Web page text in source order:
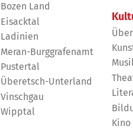
Bozen Land
Eisacktal
Ladinien
Meran-Burggrafenamt
Pustertal
Überetsch-Unterland
Vinschgau
Wipptal
Kino